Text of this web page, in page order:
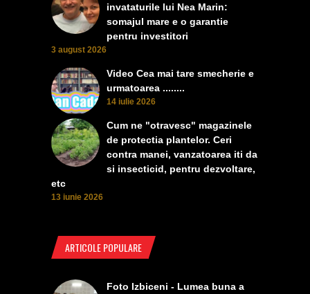
invataturile lui Nea Marin:
somajul mare e o garantie
pentru investitori
3 august 2026
Video Cea mai tare smecherie e
urmatoarea ........
14 iulie 2026
Cum ne "otravesc" magazinele
de protectia plantelor. Ceri
contra manei, vanzatoarea iti da
si insecticid, pentru dezvoltare,
etc
13 iunie 2026
ARTICOLE POPULARE
Foto Izbiceni - Lumea buna a